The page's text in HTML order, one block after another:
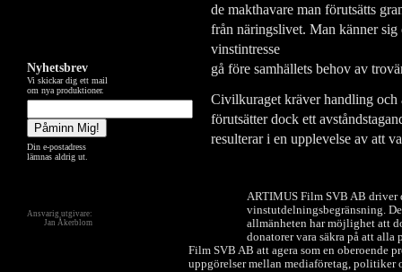
Nyhetsbrev
Vi skickar dig ett mail
om nya produktioner.
Din e-postadress
lämnas aldrig ut.
de makthavare man förutsätts
från näringslivet. Man känner
vinstintresse
gå före samhällets behov av
Civilkuraget kräver handling och
förutsätter dock ett
resulterar i en upplevelse av att
Ansvarig utgivare:
Jan Åkerblom
ARTIMUS Film SVB AB driver
vinstutdelningsbegränsning.
allmänheten har möjlighet att
donatorer vara säkra på att
Film SVB AB att agera som en oberoende
uppgörelser mellan mediaföretag,